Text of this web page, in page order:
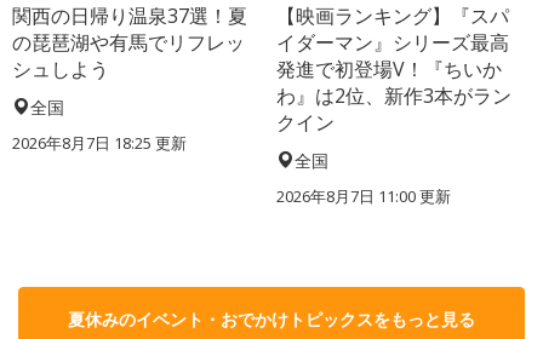
関西の日帰り温泉37選！夏
の琵琶湖や有馬でリフレッ
シュしよう
全国
2026年8月7日 18:25 更新
【映画ランキング】『スパ
イダーマン』シリーズ最高
発進で初登場V！『ちいか
わ』は2位、新作3本がラン
クイン
全国
2026年8月7日 11:00更新
夏休みのイベント・おでかけトピックスをもっと見る